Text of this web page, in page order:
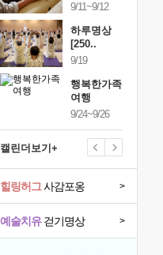
9/11~9/12
하루명상
[250..
9/19
행복한가족
여행
9/24~9/26
캘린더보기+
예술치유걷기명상 >
힐링허그사감포옹 >